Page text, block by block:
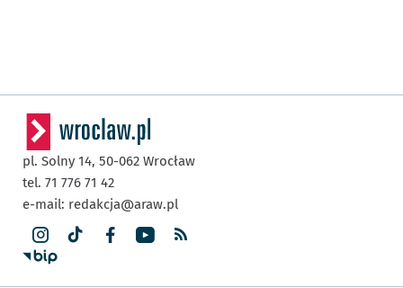
pl. Solny 14, 50-062 Wrocław
tel. 71 776 71 42
e-mail: redakcja@araw.pl